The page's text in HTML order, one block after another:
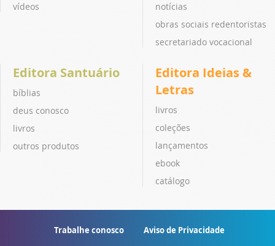
vídeos
notícias
obras sociais redentoristas
secretariado vocacional
Editora Santuário
bíblias
deus conosco
livros
outros produtos
Editora Ideias &
Letras
livros
coleções
lançamentos
ebook
catálogo
Trabalhe conosco Aviso de Privacidade